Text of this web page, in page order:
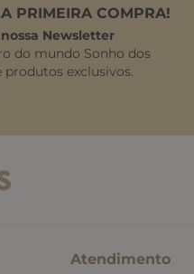
PRIMEIRA COMPRA!
Newsletter
do mundo Sonho dos
produtos exclusivos.
Atendimento